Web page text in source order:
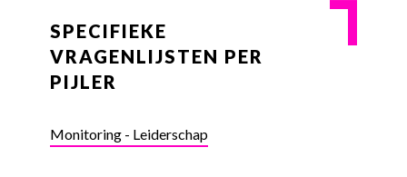
SPECIFIEKE
VRAGENLIJSTEN PER
PIJLER
Monitoring - Leiderschap